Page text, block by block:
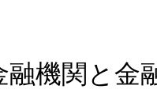
機関と金